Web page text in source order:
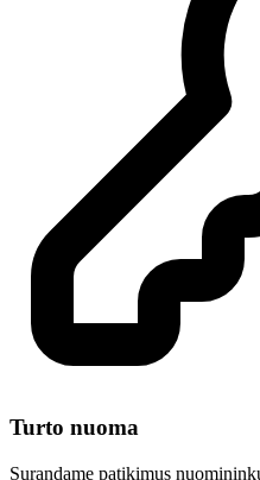
Turto nuoma
Surandame patikimus